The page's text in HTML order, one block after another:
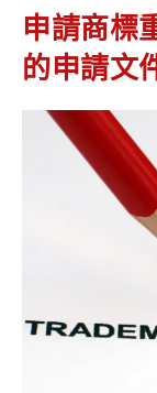
申請商標
的申請文